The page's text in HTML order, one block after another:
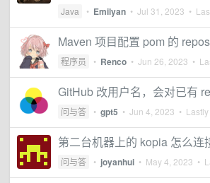
Java • Emilyan • Jul 31, 2023 •
Maven 项目配置 pom 的
程序员 • Renco • Jun 26, 2023 •
GitHub 改用户名，会对已有
问与答 • gpt5 • Jun 4, 2023 •
第二台机器上的 kopia 怎么连
问与答 • joyanhui • May 4, 2023 •